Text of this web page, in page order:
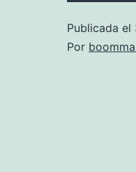
Publicada el
Por